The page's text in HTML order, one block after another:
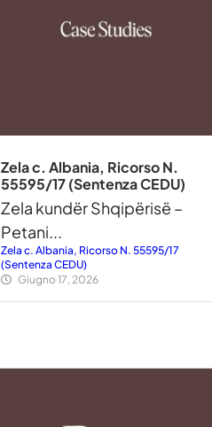
Zela c. Albania, Ricorso N.
55595/17 (Sentenza CEDU)
Zela kundër Shqipërisë –
Petani...
Zela c. Albania, Ricorso N. 55595/17
(Sentenza CEDU)
Giugno 17, 2026